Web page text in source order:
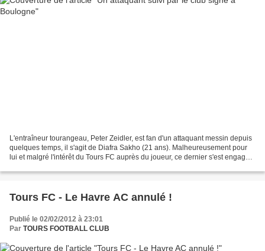
L'entraîneur tourangeau, Peter Zeidler, est fan d'un attaquant messin depuis
quelques temps, il s'agit de Diafra Sakho (21 ans). Malheureusement pour
lui et malgré l'intérêt du Tours FC auprès du joueur, ce dernier s'est engagé
Tours FC - Le Havre AC annulé !
Publié le 02/02/2012 à 23:01
Par TOURS FOOTBALL CLUB